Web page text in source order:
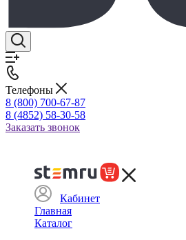
Телефоны
8 (800) 700-67-87
8 (4852) 58-30-58
Заказать звонок
Кабинет
Главная
Каталог